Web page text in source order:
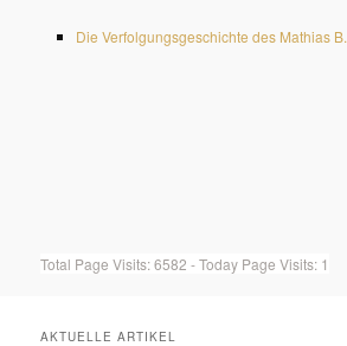
Die Verfolgungsgeschichte des Mathias B.
Total Page Visits: 6582 - Today Page Visits: 1
AKTUELLE ARTIKEL